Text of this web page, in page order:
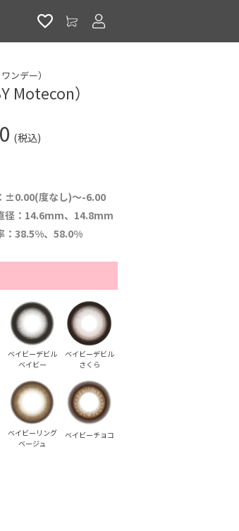
ンデー）
Motecon）
(税込)
±0.00(度なし)～-6.00
径：14.6mm、14.8mm
：38.5%、58.0%
ベイビーデビル
ベイビー
ベイビーデビル
さくら
ベイビーリング
ベージュ
ベイビーチョコ